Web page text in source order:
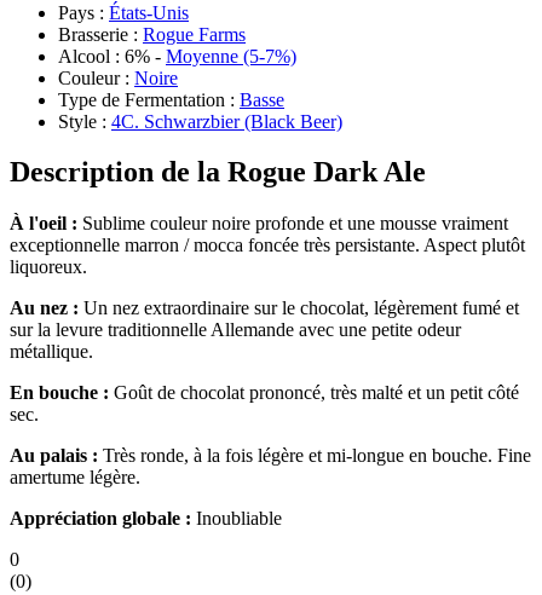
Pays : États-Unis
Brasserie : Rogue Farms
Alcool : 6% - Moyenne (5-7%)
Couleur : Noire
Type de Fermentation : Basse
Style : 4C. Schwarzbier (Black Beer)
Description de la Rogue Dark Ale
À l'oeil : Sublime couleur noire profonde et une mousse vraiment
exceptionnelle marron / mocca foncée très persistante. Aspect plutôt
liquoreux.
Au nez : Un nez extraordinaire sur le chocolat, légèrement fumé et
sur la levure traditionnelle Allemande avec une petite odeur
métallique.
En bouche : Goût de chocolat prononcé, très malté et un petit côté
sec.
Au palais : Très ronde, à la fois légère et mi-longue en bouche. Fine
amertume légère.
Appréciation globale : Inoubliable
0
(0)